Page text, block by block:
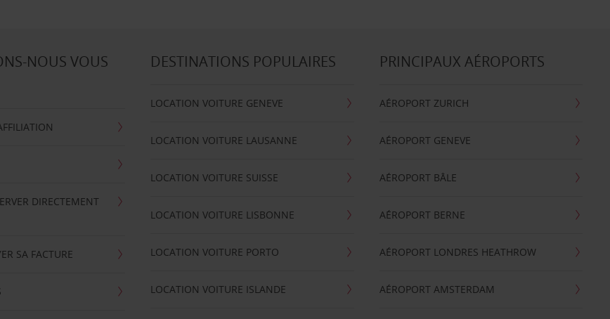
NOUS VOUS
DIRECTEMENT
SA FACTURE
DESTINATIONS POPULAIRES
LOCATION VOITURE GENEVE
LOCATION VOITURE LAUSANNE
LOCATION VOITURE SUISSE
LOCATION VOITURE LISBONNE
LOCATION VOITURE PORTO
LOCATION VOITURE ISLANDE
PRINCIPAUX AÉROPORTS
AÉROPORT ZURICH
AÉROPORT GENEVE
AÉROPORT BÂLE
AÉROPORT BERNE
AÉROPORT LONDRES HEATHROW
AÉROPORT AMSTERDAM